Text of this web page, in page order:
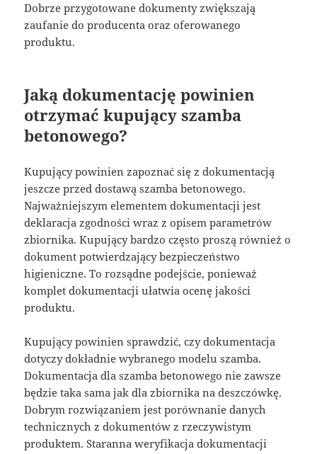
Dobrze przygotowane dokumenty zwiększają
zaufanie do producenta oraz oferowanego
produktu.
Jaką dokumentację powinien
otrzymać kupujący szamba
betonowego?
Kupujący powinien zapoznać się z dokumentacją
jeszcze przed dostawą szamba betonowego.
Najważniejszym elementem dokumentacji jest
deklaracja zgodności wraz z opisem parametrów
zbiornika. Kupujący bardzo często proszą również o
dokument potwierdzający bezpieczeństwo
higieniczne. To rozsądne podejście, ponieważ
komplet dokumentacji ułatwia ocenę jakości
produktu.
Kupujący powinien sprawdzić, czy dokumentacja
dotyczy dokładnie wybranego modelu szamba.
Dokumentacja dla szamba betonowego nie zawsze
będzie taka sama jak dla zbiornika na deszczówkę.
Dobrym rozwiązaniem jest porównanie danych
technicznych z dokumentów z rzeczywistym
produktem. Staranna weryfikacja dokumentacji